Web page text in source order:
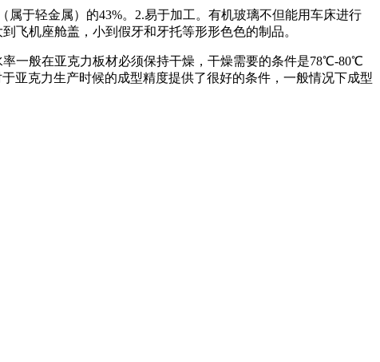
于轻金属）的43%。2.易于加工。有机玻璃不但能用车床进行
飞机座舱盖，小到假牙和牙托等形形色色的制品。
一般在亚克力板材必须保持干燥，干燥需要的条件是78℃-80℃
亚克力生产时候的成型精度提供了很好的条件，一般情况下成型